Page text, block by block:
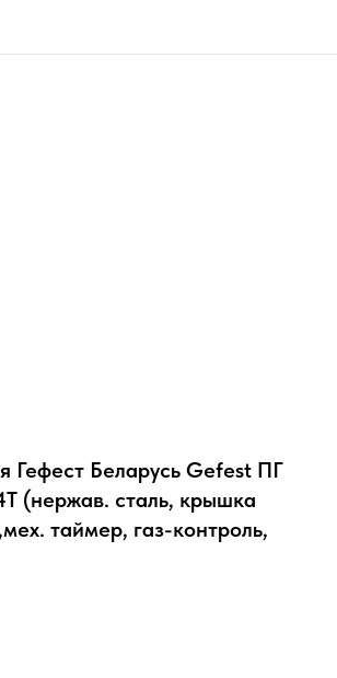
Гефест Беларусь Gefest ПГ
(нержав. сталь, крышка
таймер, газ-контроль,